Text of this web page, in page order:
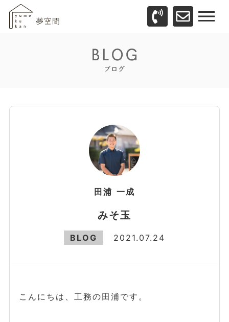
田浦 一成
みそ玉
BLOG 2021.07.24
こんにちは、工務の田浦です。